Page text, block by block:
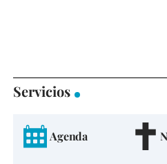
Servicios
Agenda